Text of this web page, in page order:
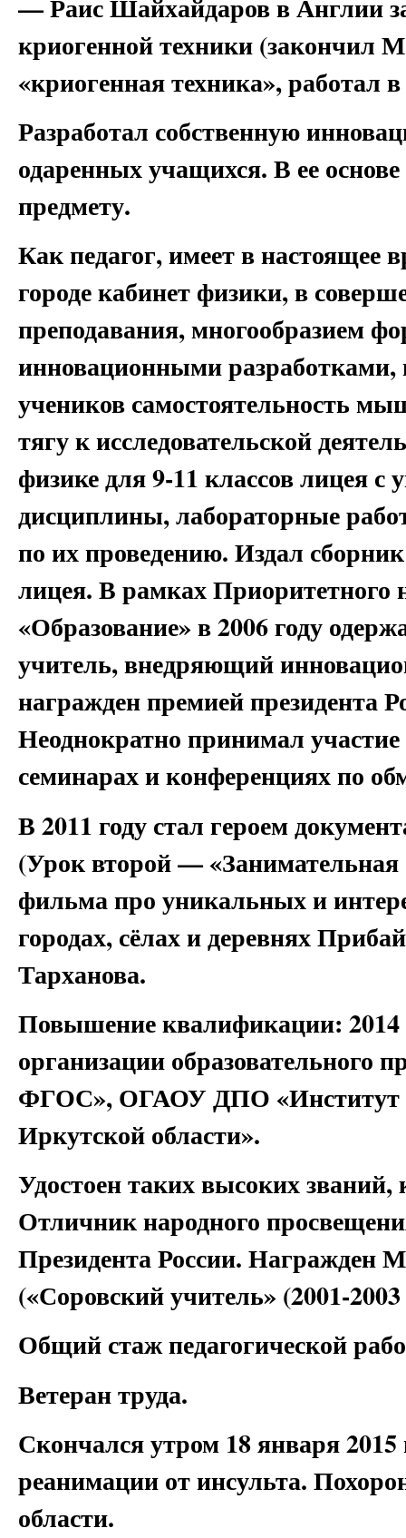
— Раис Шайхайдаров в Англии
криогенной техники
«криогенная техника»,
Разработал собственную
одаренных учащихся. В ее
предмету.
Как педагог, имеет в
городе кабинет физики, в
преподавания, многообразием
инновационными
учеников самостоятельность
тягу к исследовательской
физике для 9-11 классов лицея с
дисциплины, лабораторные
по их проведению. Издал
лицея. В рамках Приоритетного
«Образование» в 2006 году
учитель, внедряющий
награжден премией президента
Неоднократно принимал
семинарах и конференциях по
В 2011 году стал героем
(Урок второй —
фильма про уникальных и
городах, сёлах и деревнях
Тарханова.
Повышение квалификации: 2014
организации образовательного
ФГОС», ОГАОУ ДПО «Институт
Иркутской области».
Удостоен таких высоких
Отличник народного
Президента России. Награжден
(«Соровский учитель» (2001-2003
Общий стаж педагогической
Ветеран труда.
Скончался утром 18 января 2015
реанимации от инсульта.
области.